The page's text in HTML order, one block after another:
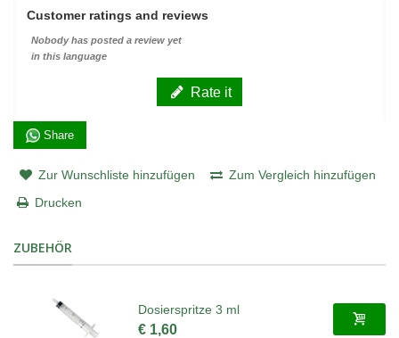
Customer ratings and reviews
Nobody has posted a review yet
in this language
Rate it
Share
Zur Wunschliste hinzufügen
Zum Vergleich hinzufügen
Drucken
ZUBEHÖR
Dosierspritze 3 ml
€ 1,60